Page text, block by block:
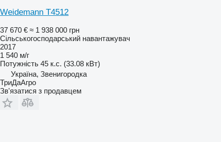
Weidemann T4512
37 670 € ≈ 1 938 000 грн
Сільськогосподарський навантажувач
2017
1 540 м/г
Потужність 45 к.с. (33.08 кВт)
Україна, Звенигородка
ТриДаАгро
Зв'язатися з продавцем